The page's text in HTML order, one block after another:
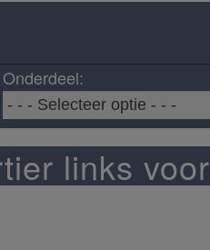
Onderdeel:
links voor